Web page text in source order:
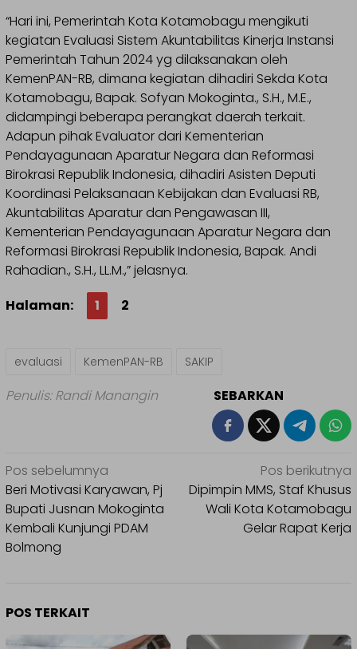
“Hari ini, Pemerintah Kota Kotamobagu mengikuti
kegiatan Evaluasi Sistem Akuntabilitas Kinerja Instansi
Pemerintah Tahun 2024 yg dilaksanakan oleh
KemenPAN-RB, dimana kegiatan dihadiri Sekda Kota
Kotamobagu, Bapak. Sofyan Mokoginta., S.H., M.E.,
didampingi beberapa perangkat daerah terkait.
Adapun pihak Evaluator dari Kementerian
Pendayagunaan Aparatur Negara dan Reformasi
Birokrasi Republik Indonesia, dihadiri Asisten Deputi
Koordinasi Pelaksanaan Kebijakan dan Evaluasi RB,
Akuntabilitas Aparatur dan Pengawasan III,
Kementerian Pendayagunaan Aparatur Negara dan
Reformasi Birokrasi Republik Indonesia, Bapak. Andi
Rahadian., S.H., LL.M.,” jelasnya.
Halaman:
1 2
evaluasi KemenPAN-RB SAKIP
Penulis: Randi Manangin SEBARKAN
Navigasi
pos
Pos sebelumnya
Beri Motivasi Karyawan, Pj
Bupati Jusnan Mokoginta
Kembali Kunjungi PDAM
Bolmong
Pos berikutnya
Dipimpin MMS, Staf Khusus
Wali Kota Kotamobagu
Gelar Rapat Kerja
POS TERKAIT